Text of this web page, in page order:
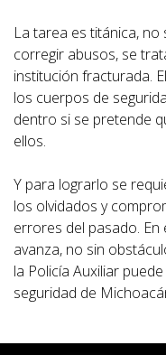
La tarea es titánica,
corregir abusos, se
institución fracturada.
los cuerpos de
dentro si se pretende
ellos.
Y para lograrlo se
los olvidados y
errores del pasado. En
avanza, no sin
la Policía Auxiliar
seguridad de